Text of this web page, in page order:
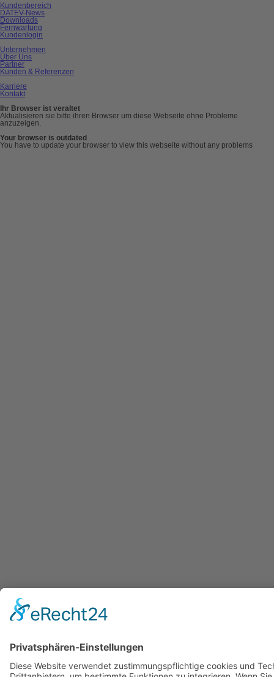
Kundenbereich
DATEV-News
Downloads
Fernwartung
Kundenlogin
Unternehmen
Über Uns
Partner
Kunden & Referenzen
Karriere
Kontakt
Ihr Browser ist veraltet
Aktualisieren sie bitte ihren Browser um diese Webseite ohne Probleme
anzuzeigen.
Your browser is outdated
You have to update your browser to view this webseite without any problems